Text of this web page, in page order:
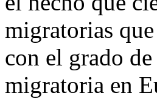
migratorias
con el grado
migratoria en